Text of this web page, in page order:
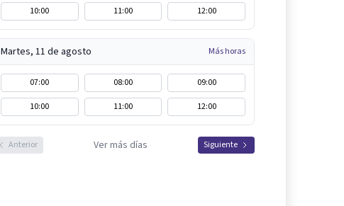
10:00
11:00 12:00
Martes, 11 de agosto Más horas
07:00 08:00
09:00
10:00
11:00 12:00
Anterior Ver más días Siguiente